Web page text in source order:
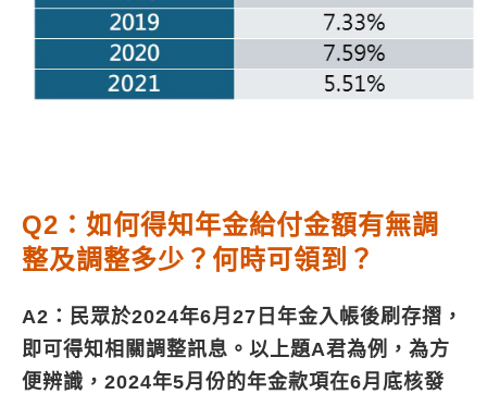
Q2：如何得知年金給付金額有無調
整及調整多少？何時可領到？
A2：民眾於2024年6月27日年金入帳後刷存摺，
即可得知相關調整訊息。以上題A君為例，為方
便辨識，2024年5月份的年金款項在6月底核發